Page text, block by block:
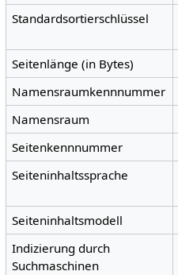
Standardsortierschlüssel
Seitenlänge (in Bytes)
Namensraumkennnummer
Namensraum
Seitenkennnummer
Seiteninhaltssprache
Seiteninhaltsmodell
Indizierung durch
Suchmaschinen